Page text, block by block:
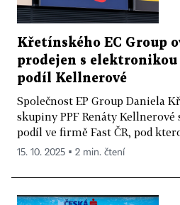
Křetínského EC Group
prodejen s elektronikou
podíl Kellnerové
Společnost EP Group Daniela
skupiny PPF Renáty
podíl ve firmě Fast ČR, pod
15. 10. 2025 ▪ 2 min. čtení